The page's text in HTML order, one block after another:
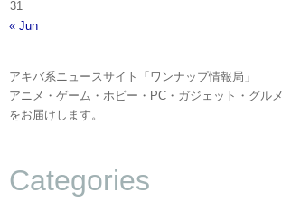
31
« Jun
アキバ系ニュースサイト「ワンナップ情報局」
アニメ・ゲーム・ホビー・PC・ガジェット・グル
をお届けします。
Categories